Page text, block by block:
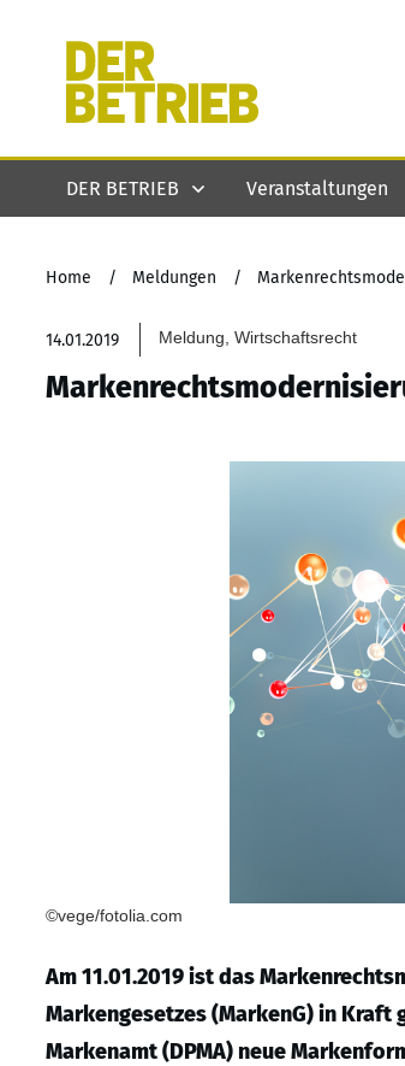
DER BETRIEB Veranstaltungen
Home / Meldungen /
14.01.2019 Meldung, Wirtschaftsrecht
©vege/fotolia.com
Am 11.01.2019 ist das
Markengesetzes (MarkenG) in Kraft
Markenamt (DPMA) neue